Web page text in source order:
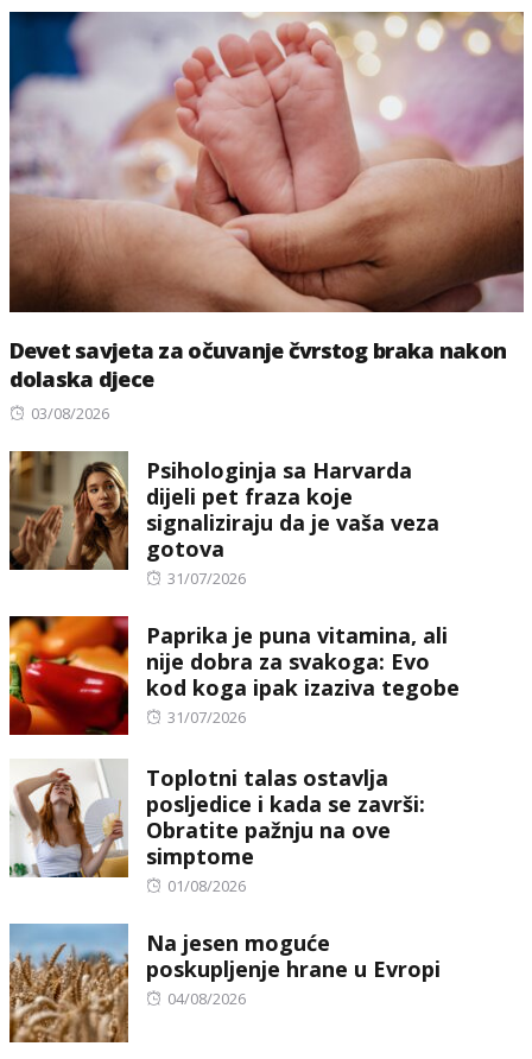
Devet savjeta za očuvanje čvrstog braka nakon
dolaska djece
Posted
03/08/2026
Psihologinja sa Harvarda
dijeli pet fraza koje
signaliziraju da je vaša veza
gotova
Posted
31/07/2026
Paprika je puna vitamina, ali
nije dobra za svakoga: Evo
kod koga ipak izaziva tegobe
Posted
31/07/2026
Toplotni talas ostavlja
posljedice i kada se završi:
Obratite pažnju na ove
simptome
Posted
01/08/2026
Na jesen moguće
poskupljenje hrane u Evropi
Posted
04/08/2026